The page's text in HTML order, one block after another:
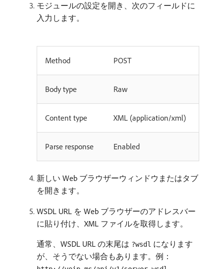
モジュールの設定を開き、次のフィールドに
入力します。
Method POST
Body type Raw
Content type XML (application/xml)
Parse response Enabled
新しい Web ブラウザーウィンドウまたはタブ
を開きます。
WSDL URL を Web ブラウザーのアドレスバー
に貼り付け、XML ファイルを取得します。
通常、WSDL URL の末尾は ?wsdl になります
が、そうでない場合もあります。例：